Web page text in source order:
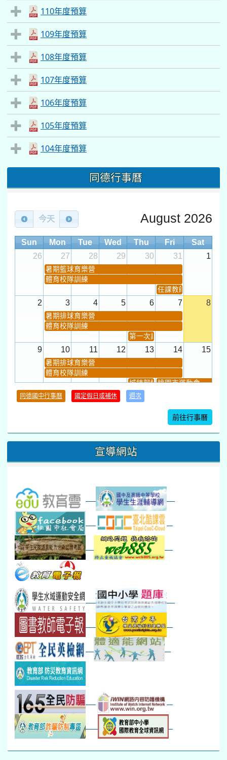
110年度預算
109年度預算
108年度預算
107年度預算
106年度預算
105年度預算
104年度預算
同德行事曆
今天 August 2026
Sun Mon Tue Wed Thu Fri
Sat
26
27 28 29 30 31 1
暑期籃球育樂營
體育校隊訓練
任課教師抽籤
2 3 4 5 6 7 8
暑期排球育樂營
體育校隊訓練
第一次課發會 (12:30~)
9 10 11 12 13 14 15
暑期排球育樂營
體育校隊訓練
城鎮韌性(防空)演習
桃園市運動會
暑期體育育樂營結束
21 22
桃園市運動會
數感實驗夏令營(整天)
新生智力測驗補測(...
下午-新進教師研習
教師備課會議
新生訓練(整天)新生訓練(~12:00)
下午-校務會議14:00-
八九年級返校8-9
防災演練工作分配及...
30 31 2 3
本週_健康檢查週各班器材負責人訓練
發放班級書箱及晨讀...
技藝教育學程說明會...
12:30幹部訓練七年級新生健檢
本週_友善校園週收學生證、換補教科...
本週_圖書館開放借...
開學日
第一週
超額比序暨免試入學...
同德國中行事曆 國定假日或補休 週次
前往行事曆
宣導網站